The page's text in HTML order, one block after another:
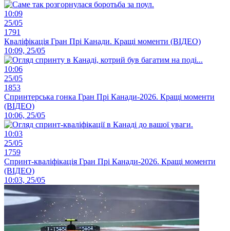
10:09
25/05
1791
Кваліфікація Гран Прі Канади. Кращі моменти (ВІДЕО)
10:09, 25/05
10:06
25/05
1853
Спринтерська гонка Гран Прі Канади-2026. Кращі моменти
(ВІДЕО)
10:06, 25/05
10:03
25/05
1759
Спринт-кваліфікація Гран Прі Канади-2026. Кращі моменти
(ВІДЕО)
10:03, 25/05